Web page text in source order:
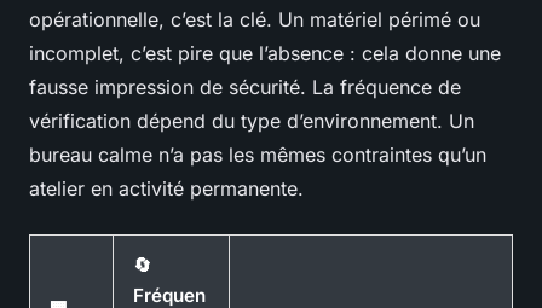
opérationnelle, c’est la clé. Un matériel périmé ou
incomplet, c’est pire que l’absence : cela donne une
fausse impression de sécurité. La fréquence de
vérification dépend du type d’environnement. Un
bureau calme n’a pas les mêmes contraintes qu’un
atelier en activité permanente.
🔄
Fréquen